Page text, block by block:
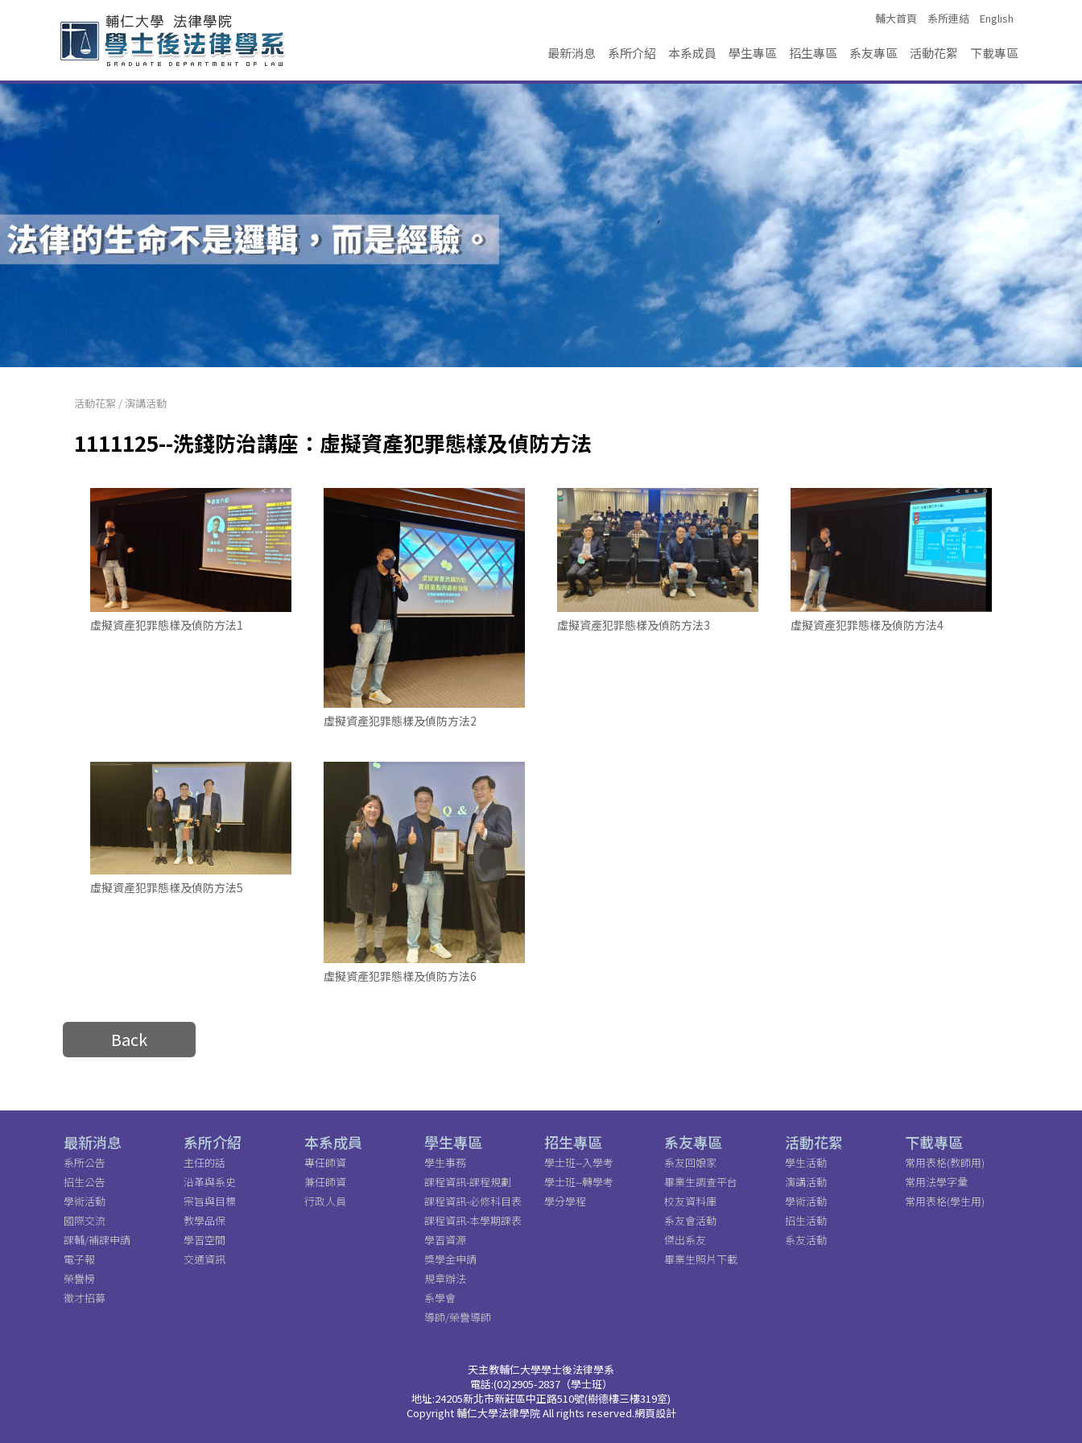
輔大首頁 系所連結 English
最新消息 系所介紹 本系成員 學生專區 招生專區 系友專區 活動花絮 下載專區
活動花絮 /演講活動
1111125--洗錢防治講座：虛擬資產犯罪態樣及偵防方法
虛擬資產犯罪態樣及偵防方法1
虛擬資產犯罪態樣及偵防方法2
虛擬資產犯罪態樣及偵防方法3 虛擬資產犯罪態樣及偵防方法4
虛擬資產犯罪態樣及偵防方法5
虛擬資產犯罪態樣及偵防方法6
Back
最新消息
系所公告
招生公告
學術活動
國際交流
課輔/補課申請
電子報
榮譽榜
徵才招募
系所介紹
主任的話
沿革與系史
宗旨與目標
教學品保
學習空間
交通資訊
本系成員
專任師資
兼任師資
行政人員
學生專區
學生事務
課程資訊-課程規劃
課程資訊-必修科目表
課程資訊-本學期課表
學習資源
獎學金申請
規章辦法
系學會
導師/榮譽導師
招生專區
學士班--入學考
學士班--轉學考
學分學程
系友專區
系友回娘家
畢業生調查平台
校友資料庫
系友會活動
傑出系友
畢業生照片下載
活動花絮
學生活動
演講活動
學術活動
招生活動
系友活動
下載專區
常用表格(教師用)
常用法學字彙
常用表格(學生用)
天主教輔仁大學學士後法律學系
電話:(02)2905-2837（學士班）
地址:24205新北市新莊區中正路510號(樹德樓三樓319室)
Copyright 輔仁大學法律學院 All rights reserved.網頁設計